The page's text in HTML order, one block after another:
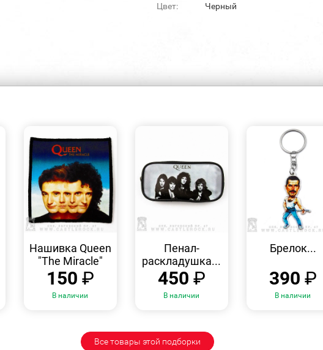
Цвет:
Черный
ПРОСМОТР
Нашивка Queen
"The Miracle"
150 ₽
В наличии
Пенал-
раскладушка...
450 ₽
В наличии
Брелок...
390 ₽
В наличии
Все товары этой подборки